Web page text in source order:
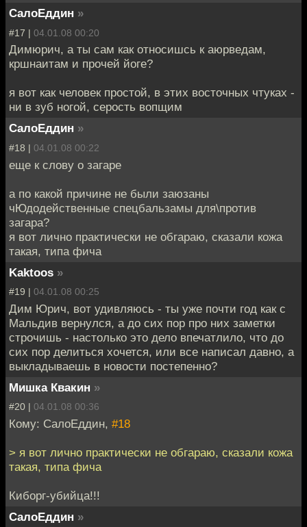
СалоЕддин »
#17 | 04.01.08 00:20
Димюрич, а ты сам как относишсь к аюрведам,
кршнаитам и прочей йоге?
я вот как человек простой, в этих восточных чтуках -
ни в зуб ногой, серость вопщим
СалоЕддин »
#18 | 04.01.08 00:22
еще к слову о загаре
а по какой причине не были заюзаны
чЮдодейственные спецбальзамы для\против
загара?
я вот лично практически не обгараю, сказали кожа
такая, типа фича
Kaktoos »
#19 | 04.01.08 00:25
Дим Юрич, вот удивляюсь - ты уже почти год как с
Мальдив вернулся, а до сих пор про них заметки
строчишь - настолько это дело впечатлило, что до
сих пор делиться хочется, или все написал давно, а
выкладываешь в новости постепенно?
Мишка Квакин »
#20 | 04.01.08 00:36
Кому: СалоЕддин, #18
> я вот лично практически не обгараю, сказали кожа
такая, типа фича
Киборг-убийца!!!
СалоЕддин »